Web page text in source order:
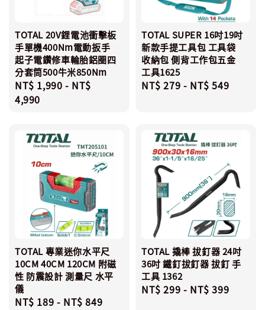
TOTAL 20V鋰電池衝擊板
手單機400Nm電動扳手
起子電鑽修車輪胎鋁圈四
分套筒500牛米850Nm
Regular
price
NT$ 1,990 - NT$
4,990
TOTAL SUPER 16吋19吋
新款手提工具包 工具袋
收納包 側背工作包五金
工具1625
Regular
NT$ 279 - NT$ 549
TOTAL 專業迷你水平尺
10CM 40CM 120CM 附磁
性 防震設計 測量尺 水平
儀
Regular
NT$ 189 - NT$ 849
TOTAL 撬棒 拔釘器 24吋
36吋 鐵釘拔釘器 拔釘 手
工具 1362
Regular
NT$ 299 - NT$ 399